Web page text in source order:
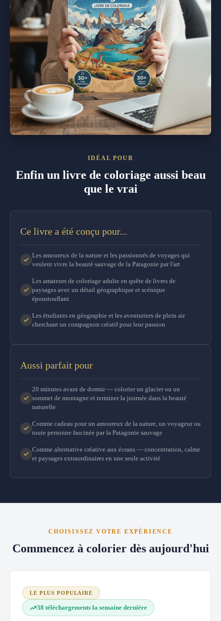
IDÉAL POUR
Enfin un livre de coloriage aussi beau
que le vrai
Ce livre a été conçu pour...
Les amoureux de la nature et les passionnés de voyages qui
veulent vivre la beauté sauvage de la Patagonie par l'art
Les amateurs de coloriage adulte en quête de livres de
paysages avec un détail géographique et scénique
époustouflant
Les étudiants en géographie et les aventuriers de plein air
cherchant un compagnon créatif pour leur passion
Aussi parfait pour
20 minutes avant de dormir — colorier un glacier ou un
sommet de montagne et terminer la journée dans la beauté
naturelle
Comme cadeau pour un amoureux de la nature, un voyageur ou
toute personne fascinée par la Patagonie sauvage
Comme alternative créative aux écrans — concentration, calme
et paysages extraordinaires en une seule activité
CHOISISSEZ VOTRE EXPÉRIENCE
Commencez à colorier dès aujourd'hui
LE PLUS POPULAIRE
38 téléchargements la semaine dernière